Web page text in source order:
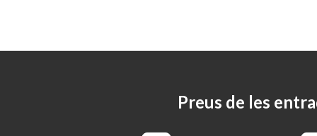
Preus de les